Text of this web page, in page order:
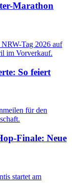
Marathon
So feiert
Finale: Neue